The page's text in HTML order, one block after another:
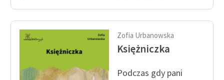
Kontakt
O projekcie
Zespół
Zofia Urbanowska
Księżniczka
Podczas gdy pani